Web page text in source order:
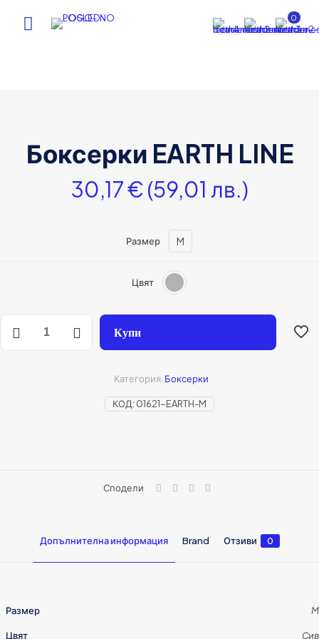
0
Боксерки EARTH LINE
30,17€ (59,01 лв.)
Размер M
Цвят
Купи
КОД: 01621-EARTH-M
Категория: Боксерки
Сподели
Допълнителна информация Brand Отзиви 0
Размер M
Цвят Сив